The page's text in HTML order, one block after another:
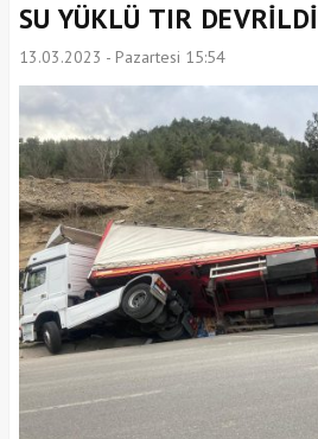
SU YÜKLÜ TIR DEVRİLDİ
13.03.2023 - Pazartesi 15:54